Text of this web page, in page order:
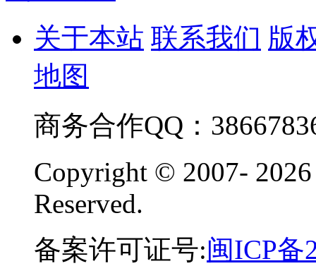
关于本站 联系我们 版
地图
商务合作QQ：
Copyright © 2007-
Reserved.
备案许可证号:闽ICP备